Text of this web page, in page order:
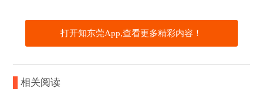
打开知东莞App,查看更多精彩内容！
相关阅读